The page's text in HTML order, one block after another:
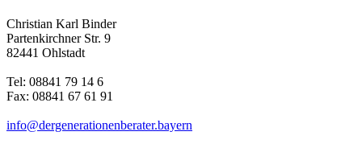
Christian Karl Binder
Partenkirchner Str. 9
82441 Ohlstadt
Tel: 08841 79 14 6
Fax: 08841 67 61 91
info@dergenerationenberater.bayern